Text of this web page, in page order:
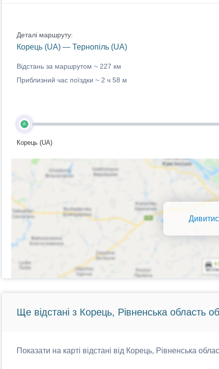
Деталі маршруту:
Корець (UA) — Тернопіль (UA)
Відстань за маршрутом ~ 227 км
Приблизний час поїздки ~ 2 ч 58 м
A
Корець (UA)
Ще відстані з Корець, Рівненська область
Показати на карті відстані від Корець, Рівненська